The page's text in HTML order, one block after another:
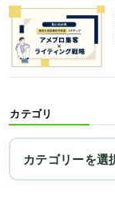
カテゴリ